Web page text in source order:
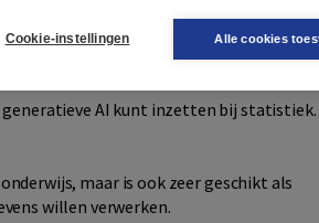
je resultaten. Ga naar boomstudent.nl om
generatieve AI kunt inzetten bij statistiek.
maar is ook zeer geschikt als
willen verwerken.
Cookie-instellingen Alle cookies